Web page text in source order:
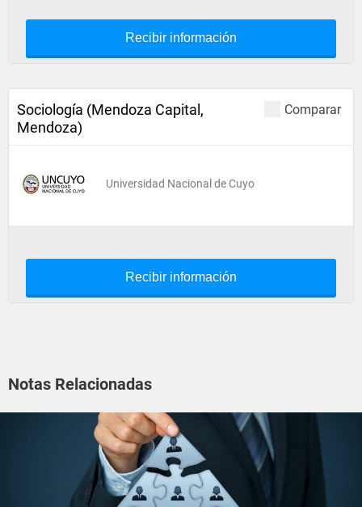
Recibir información
Comparar
Sociología (Mendoza Capital,
Mendoza)
Universidad Nacional de Cuyo
Recibir información
Notas Relacionadas